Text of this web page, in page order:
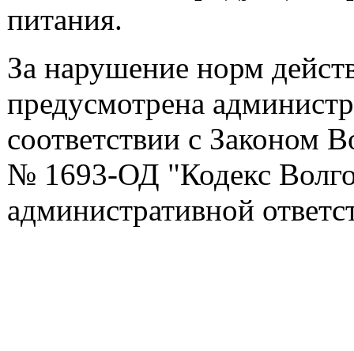
питания.
За нарушение норм
предусмотрена
соответствии с Законом
№ 1693-ОД "Кодекс
административной